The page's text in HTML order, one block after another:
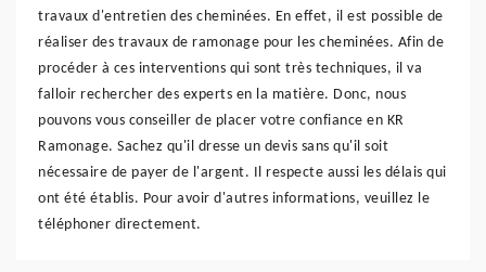
travaux d'entretien des cheminées. En effet, il est possible de
réaliser des travaux de ramonage pour les cheminées. Afin de
procéder à ces interventions qui sont très techniques, il va
falloir rechercher des experts en la matière. Donc, nous
pouvons vous conseiller de placer votre confiance en KR
Ramonage. Sachez qu'il dresse un devis sans qu'il soit
nécessaire de payer de l'argent. Il respecte aussi les délais qui
ont été établis. Pour avoir d'autres informations, veuillez le
téléphoner directement.